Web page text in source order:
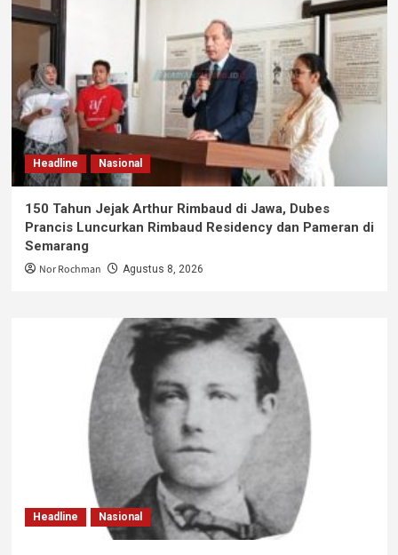
Headline Nasional
150 Tahun Jejak Arthur Rimbaud di Jawa, Dubes
Prancis Luncurkan Rimbaud Residency dan Pameran di
Semarang
Nor Rochman Agustus 8, 2026
Headline Nasional